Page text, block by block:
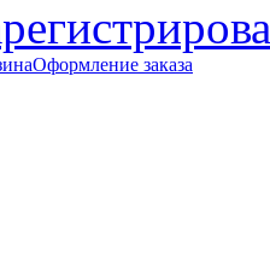
Оформление заказа